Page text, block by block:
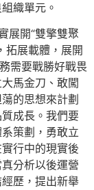
織單元。
展開“雙擎雙聚
拓展載體，展開
需要戰勝好戰畏
馬金刀、敢闖
的思想來計劃
成長。我們要
策劃，勇敢立
行中的現實後
分析以後運營
歷，提出新舉